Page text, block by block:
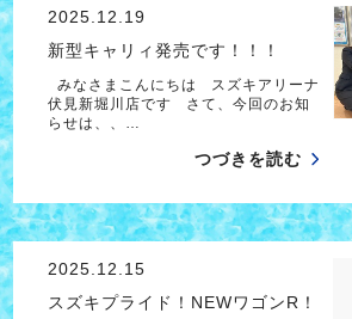
2025.12.19
新型キャリィ発売です！！！
みなさまこんにちは スズキアリーナ
伏見新堀川店です さて、今回のお知
らせは、、…
つづきを読む
2025.12.15
スズキプライド！NEWワゴンR！